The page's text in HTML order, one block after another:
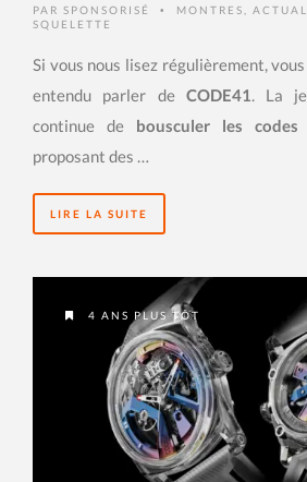
PAR SPONSORISÉ • MONTRES
SQUELETTE
Si vous nous lisez régulièrement,
entendu parler de CODE41. La
continue de bousculer les codes
proposant des …
LIRE LA SUITE
4 ANS PLUS TÔT